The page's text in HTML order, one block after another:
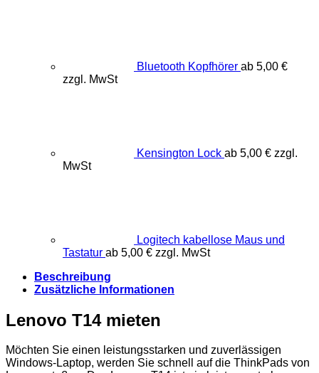
Bluetooth Kopfhörer ab 5,00 €
zzgl. MwSt
Kensington Lock ab 5,00 € zzgl.
MwSt
Logitech kabellose Maus und
Tastatur ab 5,00 € zzgl. MwSt
Beschreibung
Zusätzliche Informationen
Lenovo T14 mieten
Möchten Sie einen leistungsstarken und zuverlässigen
Windows-Laptop, werden Sie schnell auf die ThinkPads von